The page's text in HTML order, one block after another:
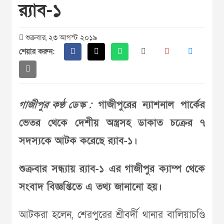
র‌্যাব-১
শুক্রবার, ২৩ আগস্ট ২০১৯
শেয়ার করুন:
গাজীপুর কণ্ঠ ডেস্ক :গাজীপুরের ন্যাশনাল পার্কের
ভেতর থেকে দেশীয় অস্ত্রসহ ডাকাত চক্রের ৭
সদস্যকে আটক করেছে র‌্যাব-১।
শুক্রবার সন্ধ্যায় র‌্যাব-১ এর গাজীপুর ক্যাম্প থেকে
সংবাদ বিজ্ঞপ্তিতে এ তথ্য জানানো হয়।
আটকরা হলেন, শেরপুরের শ্রীবর্দী থানার বালিয়াচণ্ডি